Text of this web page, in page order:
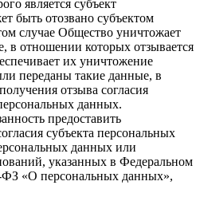
является субъект
быть отозвано субъектом
случае Общество уничтожает
в отношении которых отзывается
их уничтожение
переданы такие данные, в
отзыва согласия
данных.
предоставить
субъекта персональных
данных или
указанных в Федеральном
ФЗ «О персональных данных»,